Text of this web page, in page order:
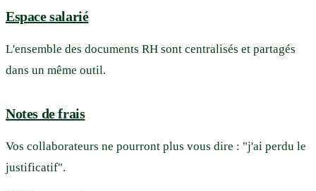
Espace salarié
L'ensemble des documents RH sont centralisés et partagés
dans un même outil.
Notes de frais
Vos collaborateurs ne pourront plus vous dire : "j'ai perdu le
justificatif".